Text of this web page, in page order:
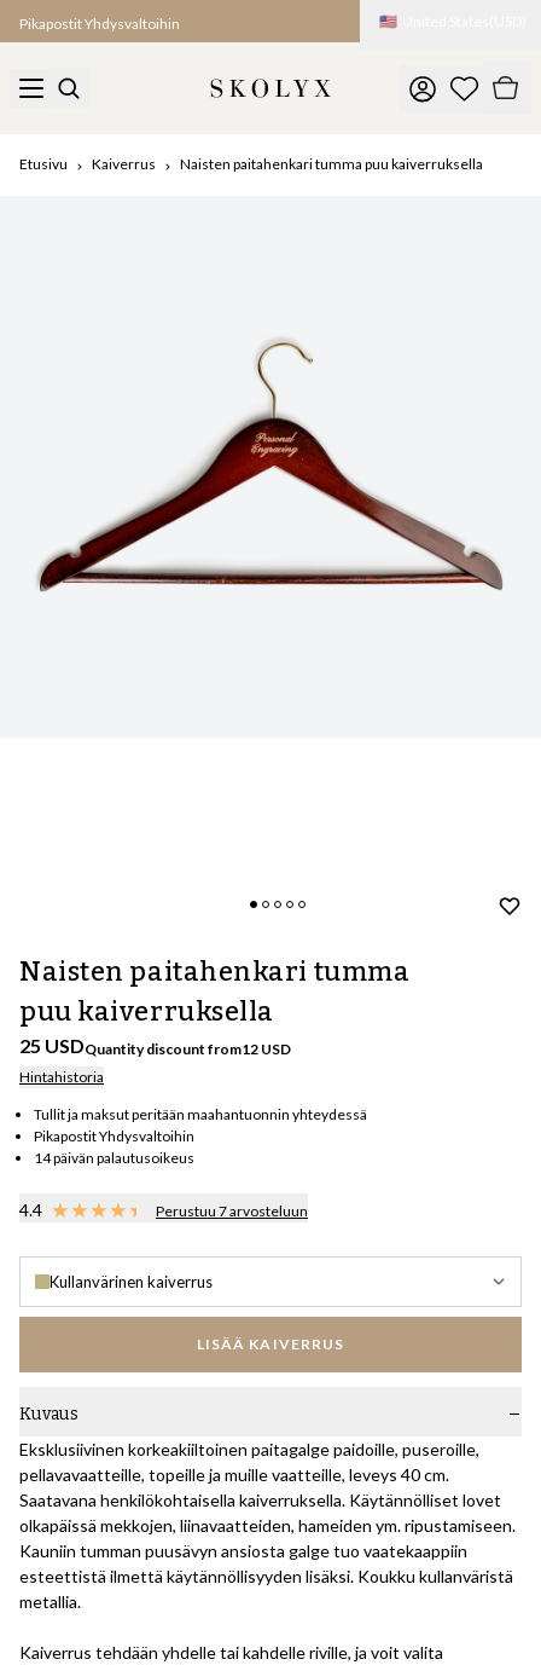
Pikapostit Yhdysvaltoihin 🇺🇸
Etusivu Kaiverrus Naisten paitahenkari tumma puu kaiverruksella
Naisten paitahenkari tumma
puu kaiverruksella
25 USDQuantity discount from12 USD
Hintahistoria
Tullit ja maksut peritään maahantuonnin yhteydessä
Pikapostit Yhdysvaltoihin
14 päivän palautusoikeus
4.4 Perustuu 7 arvosteluun
Kullanvärinen kaiverrus
LISÄÄ KAIVERRUS
Kuvaus
Eksklusiivinen korkeakiiltoinen paitagalge paidoille, puseroille,
pellavavaatteille, topeille ja muille vaatteille, leveys 40 cm.
Saatavana henkilökohtaisella kaiverruksella. Käytännölliset lovet
olkapäissä mekkojen, liinavaatteiden, hameiden ym. ripustamiseen.
Kauniin tumman puusävyn ansiosta galge tuo vaatekaappiin
esteettistä ilmettä käytännöllisyyden lisäksi. Koukku kullanväristä
metallia.
Kaiverrus tehdään yhdelle tai kahdelle riville, ja voit valita